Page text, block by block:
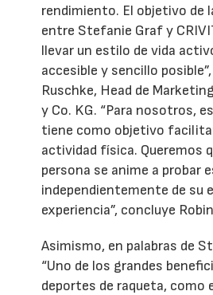
rendimiento. El objetivo de
entre Stefanie Graf y
llevar un estilo de vida
accesible y sencillo
Ruschke, Head de
y Co. KG. “Para nosotros,
tiene como objetivo
actividad física. Queremos
persona se anime a probar
independientemente de su
experiencia”, concluye
Asimismo, en palabras de
“Uno de los grandes
deportes de raqueta, como